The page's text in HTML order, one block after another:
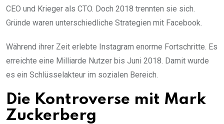
CEO und Krieger als CTO. Doch 2018 trennten sie sich.
Gründe waren unterschiedliche Strategien mit Facebook.
Während ihrer Zeit erlebte Instagram enorme Fortschritte. Es
erreichte eine Milliarde Nutzer bis Juni 2018. Damit wurde
es ein Schlüsselakteur im sozialen Bereich.
Die Kontroverse mit Mark
Zuckerberg